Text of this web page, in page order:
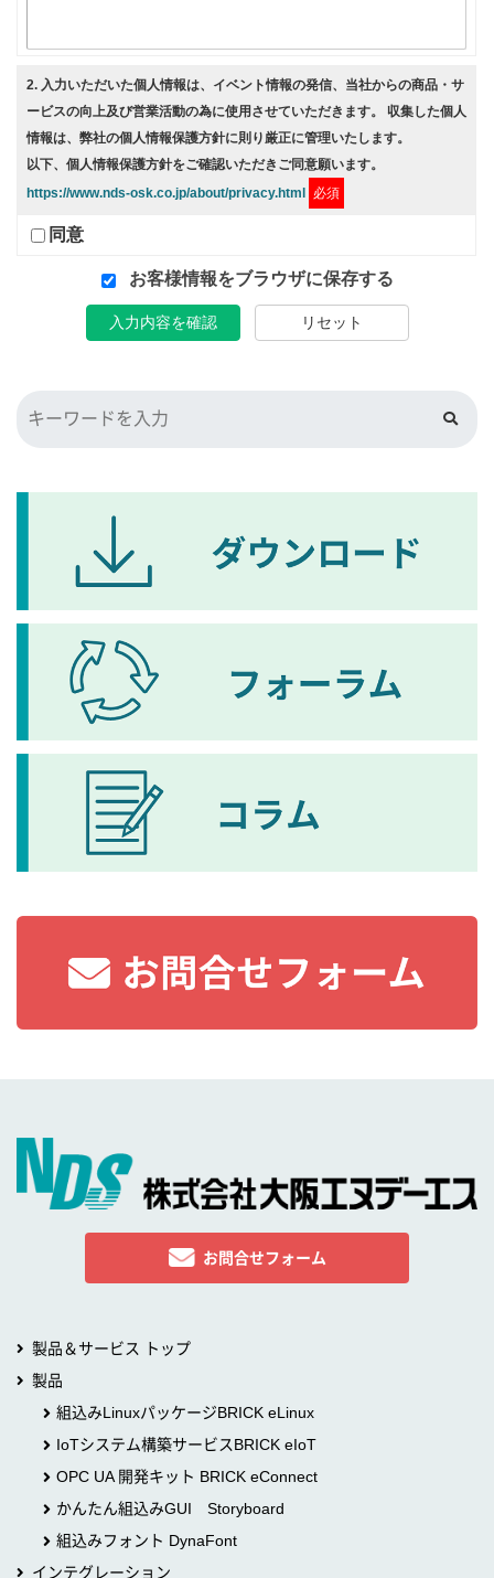
2. 入力いただいた個人情報は、イベント情報の発信、当社からの商品・サ
ービスの向上及び営業活動の為に使用させていただきます。 収集した個人
情報は、弊社の個人情報保護方針に則り厳正に管理いたします。
以下、個人情報保護方針をご確認いただきご同意願います。
https://www.nds-osk.co.jp/about/privacy.html
必須
同意
お客様情報をブラウザに保存する
入力内容を確認 リセット
お問合せフォーム
製品＆サービス トップ
製品
組込みLinuxパッケージBRICK eLinux
IoTシステム構築サービスBRICK eIoT
OPC UA 開発キット BRICK eConnect
かんたん組込みGUI Storyboard
組込みフォント DynaFont
インテグレーション